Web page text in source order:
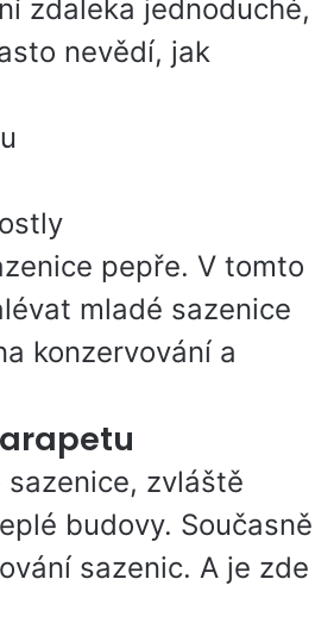
zdaleka jednoduché,
nevědí, jak
pepře. V tomto
mladé sazenice
konzervování a
zvláště
budovy. Současně
sazenic. A je zde